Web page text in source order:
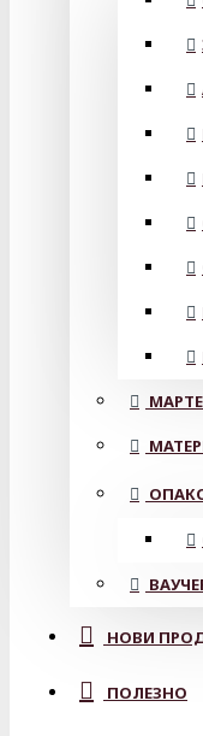
НОВИ
ПОЛЕЗНО